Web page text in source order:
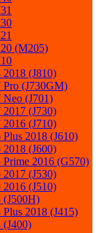
(M205)
2018 (J810)
Pro (J730GM)
Neo (J701)
2017 (J730)
2016 (J710)
2018 (J610)
2018 (J600)
Prime 2016 (G570)
2017 (J530)
2016 (J510)
(J500H)
2018 (J415)
(J400)